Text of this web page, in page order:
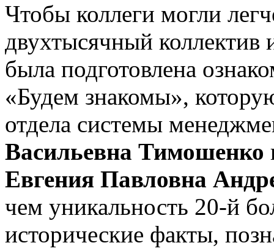
Чтобы коллеги могли
двухтысячный коллектив
была подготовлена
«Будем знакомы»,
отдела системы
Васильевна Тимошенко
Евгения Павловна
чем уникальность 20-й
исторические факты,